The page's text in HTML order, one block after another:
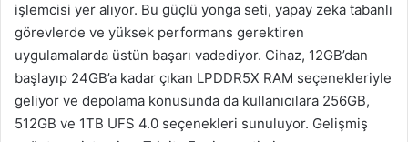
işlemcisi yer alıyor. Bu güçlü yonga seti, yapay zeka tabanlı
görevlerde ve yüksek performans gerektiren
uygulamalarda üstün başarı vadediyor. Cihaz, 12GB’dan
başlayıp 24GB’a kadar çıkan LPDDR5X RAM seçenekleriyle
geliyor ve depolama konusunda da kullanıcılara 256GB,
512GB ve 1TB UFS 4.0 seçenekleri sunuluyor. Gelişmiş